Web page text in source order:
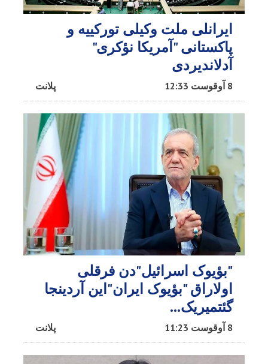
ایرانلی ملت وکیلی تورکییه و
پاکستانی "آمریکا نؤکری"
آدلاندیردی
پلانت 8 آوقوست 12:33
"بؤیوک اسرائیل"دن فرقلی
اولاراق "بؤیوک ایران"این آردینجا
گئتمیریک...
پلانت 8 آوقوست 11:23